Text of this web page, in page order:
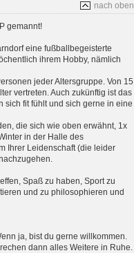
nach oben
gemannt!
eine fußballbegeisterte
ihrem Hobby, nämlich
jeder Altersgruppe. Von 15
vertreten. Auch zukünftig ist das
sich fit fühlt und sich gerne in eine
die sich wie oben erwähnt, 1x
in der Halle des
Ihrer Leidenschaft (die leider
Spaß zu haben, Sport zu
und zu philosophieren und
ja, bist du gerne willkommen.
dann alles Weitere in Ruhe.